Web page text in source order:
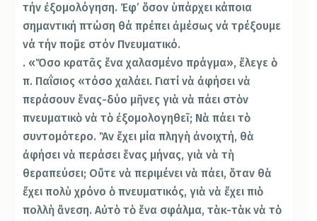
τήν ἐξομολόγηση. Ἐφ’ ὅσον ὑπάρχει κάποια
σημαντική πτώση θά πρέπει ἀμέσως νά τρέξουμε
νά τήν ποῦμε στόν Πνευματικό.
. «Ὅσο κρατᾶς ἕνα χαλασμένο πράγμα», ἔλεγε ὁ
π. Παΐσιος «τόσο χαλάει. Γιατί νὰ ἀφήσει νὰ
περάσουν ἕνας-δύο μῆνες γιὰ νὰ πάει στὸν
πνευματικὸ νὰ τὸ ἐξομολογηθεῖ; Νὰ πάει τὸ
συντομότερο. Ἂν ἔχει μία πληγὴ ἀνοιχτή, θὰ
ἀφήσει νὰ περάσει ἕνας μήνας, γιὰ νὰ τὴ
θεραπεύσει; Οὔτε νὰ περιμένει νὰ πάει, ὅταν θὰ
ἔχει πολὺ χρόνο ὁ πνευματικός, γιὰ νὰ ἔχει πιὸ
πολλὴ ἄνεση. Αὐτὸ τὸ ἕνα σφάλμα, τὰκ-τὰκ νὰ τὸ